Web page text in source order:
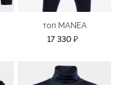
топ MANEA
17 330 ₽